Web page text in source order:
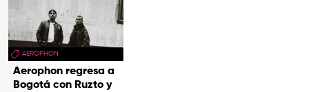
AEROPHON
Aerophon regresa a
Bogotá con Ruzto y